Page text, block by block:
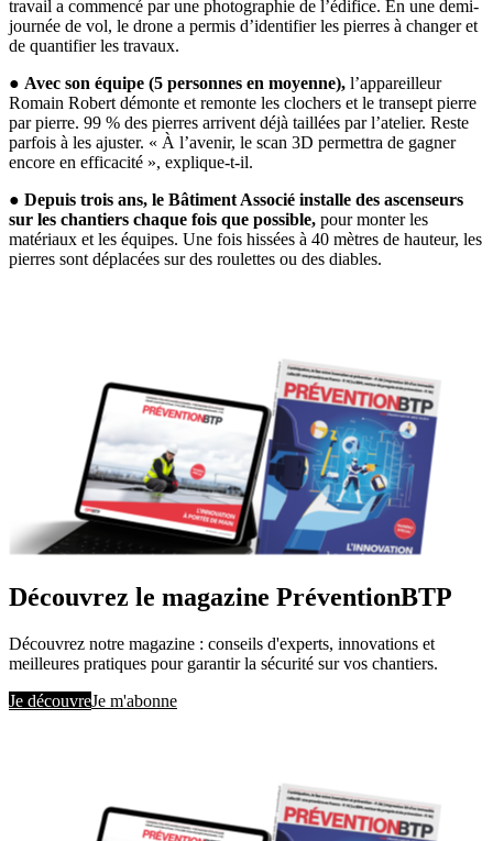
travail a commencé par une photographie de l’édifice. En une demi-
journée de vol, le drone a permis d’identifier les pierres à changer et
de quantifier les travaux.
● Avec son équipe (5 personnes en moyenne), l’appareilleur
Romain Robert démonte et remonte les clochers et le transept pierre
par pierre. 99 % des pierres arrivent déjà taillées par l’atelier. Reste
parfois à les ajuster. « À l’avenir, le scan 3D permettra de gagner
encore en efficacité », explique-t-il.
● Depuis trois ans, le Bâtiment Associé installe des ascenseurs
sur les chantiers chaque fois que possible, pour monter les
matériaux et les équipes. Une fois hissées à 40 mètres de hauteur, les
pierres sont déplacées sur des roulettes ou des diables.
Découvrez le magazine PréventionBTP
Découvrez notre magazine : conseils d'experts, innovations et
meilleures pratiques pour garantir la sécurité sur vos chantiers.
Je découvreJe m'abonne